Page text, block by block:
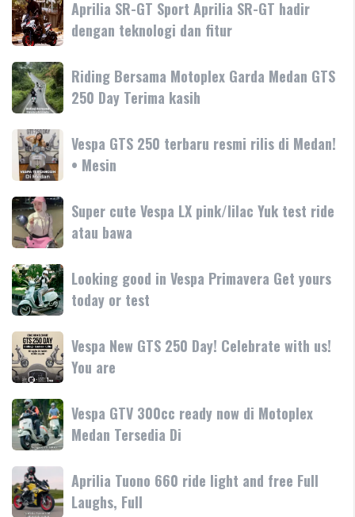
Primavera
Tanyakan
Vespa
Primavera
180cc
terbaru
SR-
GT
Sport
Aprilia
SR-
GT
hadir
dengan
teknologi
fitur
Aprilia SR-GT Sport Aprilia SR-GT hadir
dengan teknologi dan fitur
Riding
Bersama
Motoplex
Garda
Medan
GTS
250
Day
Terima
kasih
Riding Bersama Motoplex Garda Medan GTS
250 Day Terima kasih
Vespa
GTS
250
terbaru
resmi
rilis
di
Medan!
•
Mesin
Vespa GTS 250 terbaru resmi rilis di Medan!
• Mesin
Super
cute
Vespa
LX
pink/lilac
Yuk
test
ride
atau
bawa
Super cute Vespa LX pink/lilac Yuk test ride
atau bawa
Looking
good
in
Vespa
Primavera
Get
yours
today
or
test
Looking good in Vespa Primavera Get yours
today or test
Vespa
New
GTS
250
Day!
Celebrate
with
us!
You
are
Vespa New GTS 250 Day! Celebrate with us!
You are
Vespa
GTV
300cc
ready
now
di
Vespa GTV 300cc ready now di Motoplex
Medan Tersedia Di
Aprilia
Tuono
660
Aprilia Tuono 660 ride light and free Full
Laughs, Full